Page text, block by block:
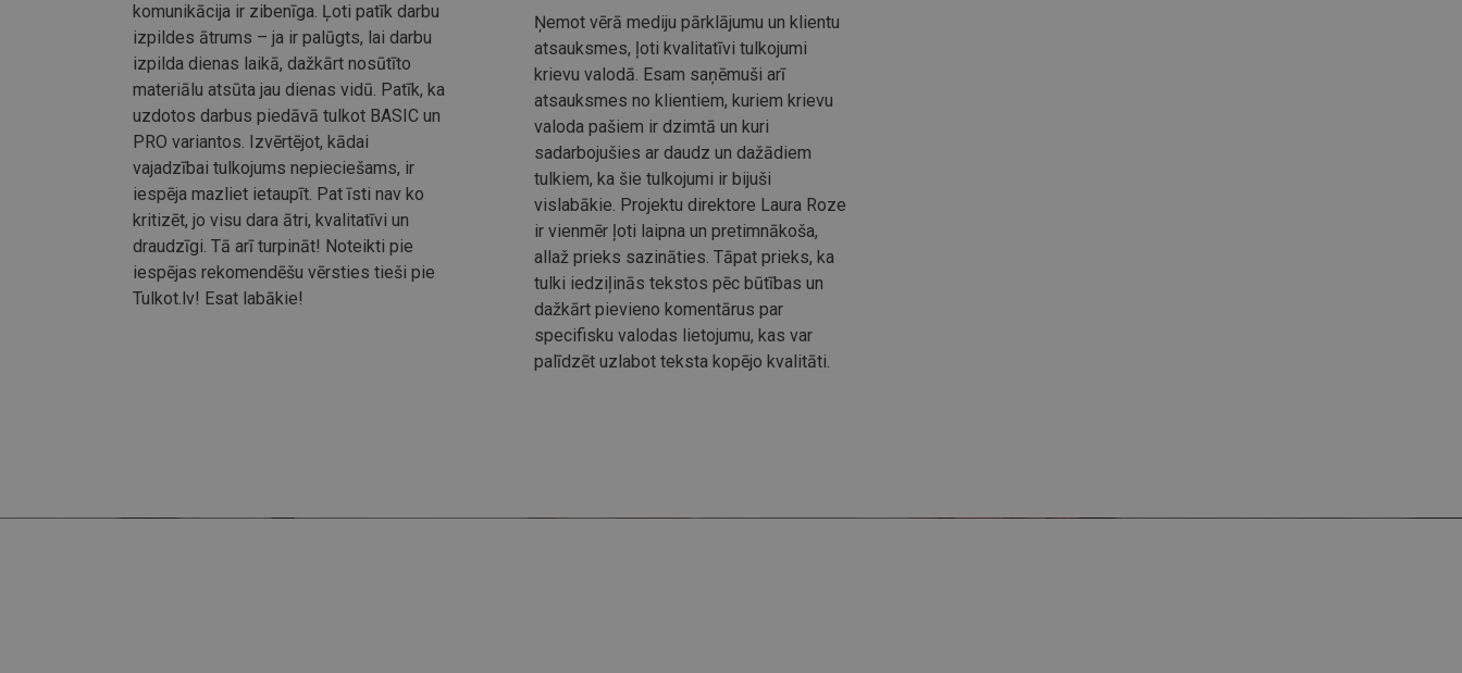
komunikācija ir zibenīga. Ļoti patīk darbu
izpildes ātrums – ja ir palūgts, lai darbu
izpilda dienas laikā, dažkārt nosūtīto
materiālu atsūta jau dienas vidū. Patīk, ka
uzdotos darbus piedāvā tulkot BASIC un
PRO variantos. Izvērtējot, kādai
vajadzībai tulkojums nepieciešams, ir
iespēja mazliet ietaupīt. Pat īsti nav ko
kritizēt, jo visu dara ātri, kvalitatīvi un
draudzīgi. Tā arī turpināt! Noteikti pie
iespējas rekomendēšu vērsties tieši pie
Tulkot.lv! Esat labākie!
Ņemot vērā mediju pārklājumu un klientu
atsauksmes, ļoti kvalitatīvi tulkojumi
krievu valodā. Esam saņēmuši arī
atsauksmes no klientiem, kuriem krievu
valoda pašiem ir dzimtā un kuri
sadarbojušies ar daudz un dažādiem
tulkiem, ka šie tulkojumi ir bijuši
vislabākie. Projektu direktore Laura Roze
ir vienmēr ļoti laipna un pretimnākoša,
allaž prieks sazināties. Tāpat prieks, ka
tulki iedziļinās tekstos pēc būtības un
dažkārt pievieno komentārus par
specifisku valodas lietojumu, kas var
palīdzēt uzlabot teksta kopējo kvalitāti.